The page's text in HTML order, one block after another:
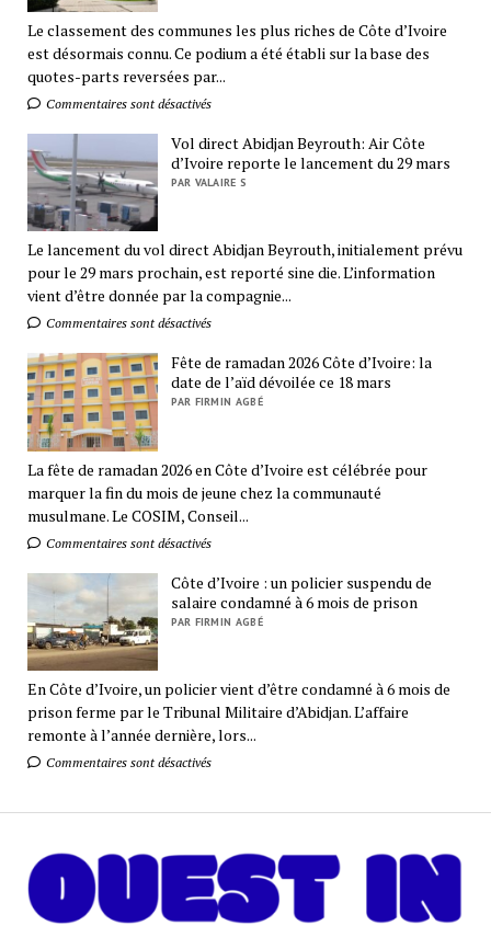
Le classement des communes les plus riches de Côte d’Ivoire
est désormais connu. Ce podium a été établi sur la base des
quotes-parts reversées par...
Commentaires sont désactivés
Vol direct Abidjan Beyrouth: Air Côte
d’Ivoire reporte le lancement du 29 mars
PAR VALAIRE S
Le lancement du vol direct Abidjan Beyrouth, initialement prévu
pour le 29 mars prochain, est reporté sine die. L’information
vient d’être donnée par la compagnie...
Commentaires sont désactivés
Fête de ramadan 2026 Côte d’Ivoire: la
date de l’aïd dévoilée ce 18 mars
PAR FIRMIN AGBÉ
La fête de ramadan 2026 en Côte d’Ivoire est célébrée pour
marquer la fin du mois de jeune chez la communauté
musulmane. Le COSIM, Conseil...
Commentaires sont désactivés
Côte d’Ivoire : un policier suspendu de
salaire condamné à 6 mois de prison
PAR FIRMIN AGBÉ
En Côte d’Ivoire, un policier vient d’être condamné à 6 mois de
prison ferme par le Tribunal Militaire d’Abidjan. L’affaire
remonte à l’année dernière, lors...
Commentaires sont désactivés